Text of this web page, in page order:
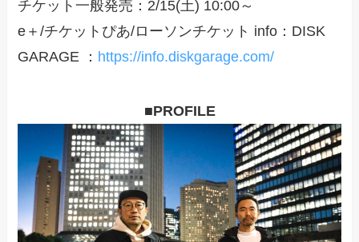
チケット一般発売：2/15(土) 10:00～
e＋/チケットぴあ/ローソンチケット info：DISK
GARAGE ： https://info.diskgarage.com/
■PROFILE